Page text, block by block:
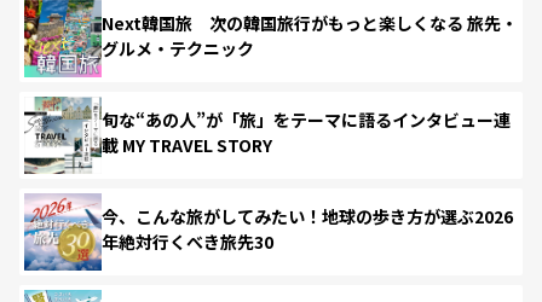
Next韓国旅 次の韓国旅行がもっと楽しくなる 旅先・
グルメ・テクニック
旬な“あの人”が「旅」をテーマに語るインタビュー連
載 MY TRAVEL STORY
今、こんな旅がしてみたい！地球の歩き方が選ぶ2026
年絶対行くべき旅先30